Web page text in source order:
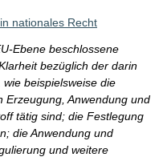
nationales Recht
Ebene beschlossene
bezüglich der darin
beispielsweise die
Erzeugung, Anwendung und
tätig sind; die Festlegung
die Anwendung und
und weitere